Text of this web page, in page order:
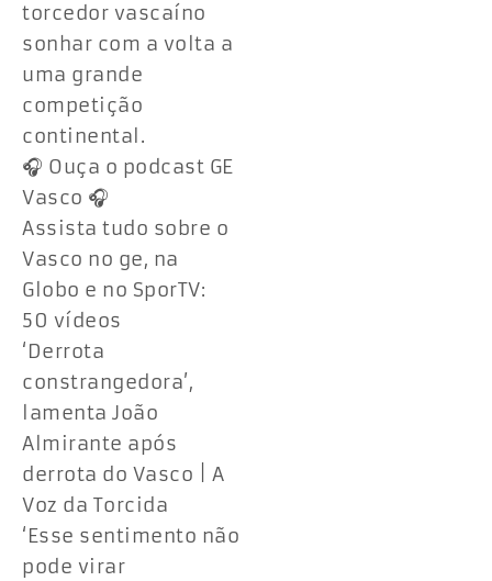
torcedor vascaíno
sonhar com a volta a
uma grande
competição
continental.
🎧 Ouça o podcast GE
Vasco 🎧
Assista tudo sobre o
Vasco no ge, na
Globo e no SporTV:
50 vídeos
‘Derrota
constrangedora’,
lamenta João
Almirante após
derrota do Vasco | A
Voz da Torcida
‘Esse sentimento não
pode virar